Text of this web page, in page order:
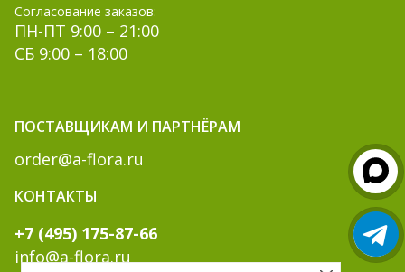
Согласование заказов:
ПН-ПТ 9:00 – 21:00
СБ 9:00 – 18:00
ПОСТАВЩИКАМ И ПАРТНЁРАМ
order@a-flora.ru
КОНТАКТЫ
+7 (495) 175-87-66
info@a-flora.ru